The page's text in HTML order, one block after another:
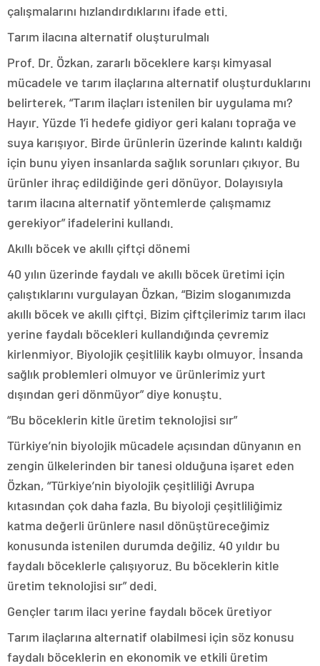
çalışmalarını hızlandırdıklarını ifade etti.
Tarım ilacına alternatif oluşturulmalı
Prof. Dr. Özkan, zararlı böceklere karşı kimyasal
mücadele ve tarım ilaçlarına alternatif oluşturduklarını
belirterek, “Tarım ilaçları istenilen bir uygulama mı?
Hayır. Yüzde 1’i hedefe gidiyor geri kalanı toprağa ve
suya karışıyor. Birde ürünlerin üzerinde kalıntı kaldığı
için bunu yiyen insanlarda sağlık sorunları çıkıyor. Bu
ürünler ihraç edildiğinde geri dönüyor. Dolayısıyla
tarım ilacına alternatif yöntemlerde çalışmamız
gerekiyor” ifadelerini kullandı.
Akıllı böcek ve akıllı çiftçi dönemi
40 yılın üzerinde faydalı ve akıllı böcek üretimi için
çalıştıklarını vurgulayan Özkan, “Bizim sloganımızda
akıllı böcek ve akıllı çiftçi. Bizim çiftçilerimiz tarım ilacı
yerine faydalı böcekleri kullandığında çevremiz
kirlenmiyor. Biyolojik çeşitlilik kaybı olmuyor. İnsanda
sağlık problemleri olmuyor ve ürünlerimiz yurt
dışından geri dönmüyor” diye konuştu.
“Bu böceklerin kitle üretim teknolojisi sır”
Türkiye’nin biyolojik mücadele açısından dünyanın en
zengin ülkelerinden bir tanesi olduğuna işaret eden
Özkan, “Türkiye’nin biyolojik çeşitliliği Avrupa
kıtasından çok daha fazla. Bu biyoloji çeşitliliğimiz
katma değerli ürünlere nasıl dönüştüreceğimiz
konusunda istenilen durumda değiliz. 40 yıldır bu
faydalı böceklerle çalışıyoruz. Bu böceklerin kitle
üretim teknolojisi sır” dedi.
Gençler tarım ilacı yerine faydalı böcek üretiyor
Tarım ilaçlarına alternatif olabilmesi için söz konusu
faydalı böceklerin en ekonomik ve etkili üretim